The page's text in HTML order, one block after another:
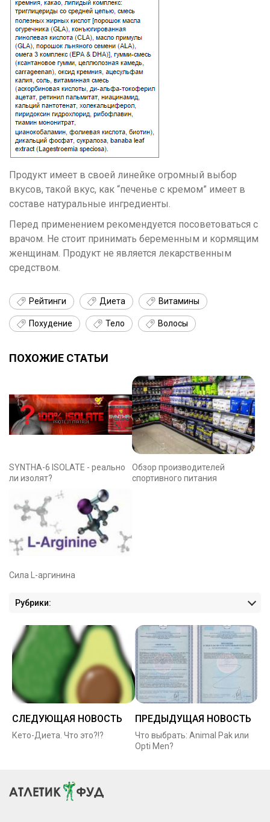
Рубрики:
СЛЕДУЮЩАЯ НОВОСТЬ
Кето-Диета. Что это?!?
ПРЕДЫДУЩАЯ НОВОСТЬ
Что выбрать: Animal Pak или
Opti Men?
Продукт имеет в своей линейке огромный выбор
вкусов, такой вкус, как “печенье с кремом” имеет в
составе натуральные ингредиенты.
Перед применением рекомендуется посоветоваться с
врачом. Не стоит принимать беременным и кормящим
женщинам. Продукт не является лекарственным
средством.
Рейтинги Диета Витамины
Похудение Тело Волосы
ПОХОЖИЕ СТАТЬИ
SYNTHA-6 ISOLATE - реально
ли изолят?
Обзор производителей
спортивного питания
Сила L-аргинина